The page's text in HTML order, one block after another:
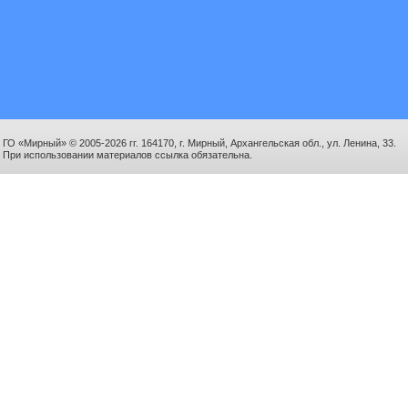
ГО «Мирный» © 2005-2026 гг. 164170, г. Мирный, Архангельская обл., ул. Ленина, 33.
При использовании материалов ссылка обязательна.